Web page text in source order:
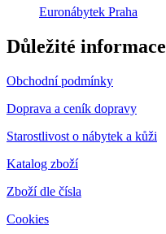
Euronábytek Praha
Důležité informace
Obchodní podmínky
Doprava a ceník dopravy
Starostlivost o nábytek a kůži
Katalog zboží
Zboží dle čísla
Cookies